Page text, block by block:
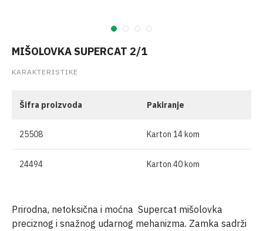
MIŠOLOVKA SUPERCAT 2/1
KARAKTERISTIKE
Šifra proizvoda Pakiranje
25508 Karton 14 kom
24494 Karton 40 kom
Prirodna, netoksična i moćna Supercat mišolovka
preciznog i snažnog udarnog mehanizma. Zamka sadrži